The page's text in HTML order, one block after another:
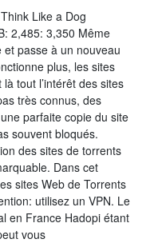
Like a Dog
2,485: 3,350 Même
et passe à un nouveau
plus, les sites
tout l’intérêt des sites
très connus, des
parfaite copie du site
souvent bloqués.
des sites de torrents
Dans cet
sites Web de Torrents
utilisez un VPN. Le
en France Hadopi étant
vous